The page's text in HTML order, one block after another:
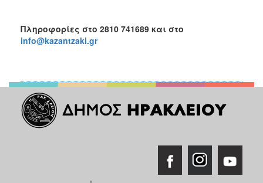
Πληροφορίες στο 2810 741689 και στο
info@kazantzaki.gr